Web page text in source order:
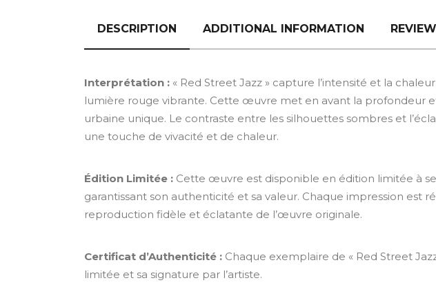
DESCRIPTION ADDITIONAL INFORMATION
Interprétation : « Red Street Jazz » capture l’intensité et la
lumière rouge vibrante. Cette œuvre met en avant la profondeur
urbaine unique. Le contraste entre les silhouettes sombres et
une touche de vivacité et de chaleur.
Édition Limitée : Cette œuvre est disponible en édition limitée à
garantissant son authenticité et sa valeur. Chaque impression est
reproduction fidèle et éclatante de l’œuvre originale.
Certificat d’Authenticité : Chaque exemplaire de « Red Street
limitée et sa signature par l’artiste.